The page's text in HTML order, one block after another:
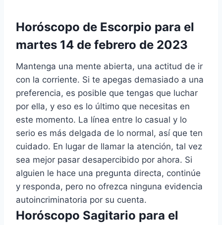
Horóscopo de Escorpio para el
martes 14 de febrero de 2023
Mantenga una mente abierta, una actitud de ir
con la corriente. Si te apegas demasiado a una
preferencia, es posible que tengas que luchar
por ella, y eso es lo último que necesitas en
este momento. La línea entre lo casual y lo
serio es más delgada de lo normal, así que ten
cuidado. En lugar de llamar la atención, tal vez
sea mejor pasar desapercibido por ahora. Si
alguien le hace una pregunta directa, continúe
y responda, pero no ofrezca ninguna evidencia
autoincriminatoria por su cuenta.
Horóscopo Sagitario para el